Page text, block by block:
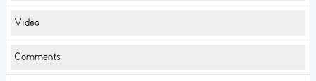
Video
Comments